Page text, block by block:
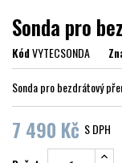
Sonda pro
KódVYTECSONDA
Sonda pro bezdrátový
7 490 Kč S DPH